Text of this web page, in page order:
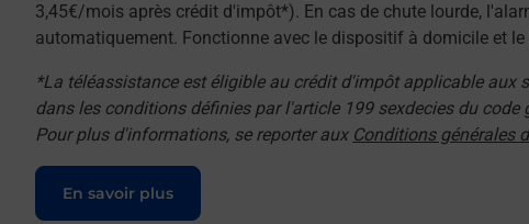
3,45€/mois après crédit d'impôt*). En cas de chute lourde,
automatiquement. Fonctionne avec le dispositif à domicile et le
*La téléassistance est éligible au crédit d'impôt applicable aux
dans les conditions définies par l'article 199 sexdecies du code
Pour plus d'informations, se reporter aux Conditions générales
En savoir plus
Le lien s'ouvre dans un nouvel onglet